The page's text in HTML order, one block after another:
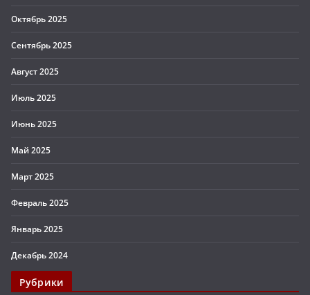
Октябрь 2025
Сентябрь 2025
Август 2025
Июль 2025
Июнь 2025
Май 2025
Март 2025
Февраль 2025
Январь 2025
Декабрь 2024
Рубрики